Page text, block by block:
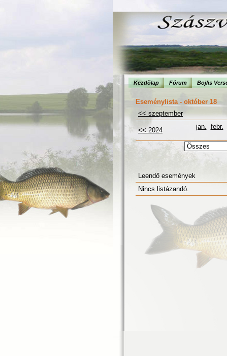
Kezdõlap Fórum Bojlis
Eseménylista - október 18
<< szeptember
<< 2024 jan. febr.
Leendő események
Nincs listázandó.